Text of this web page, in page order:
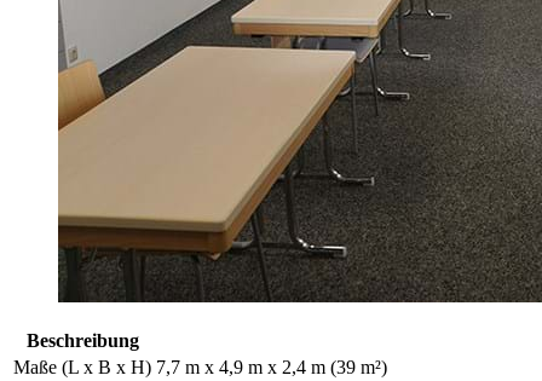
Beschreibung
Maße (L x B x H) 7,7 m x 4,9 m x 2,4 m (39 m²)